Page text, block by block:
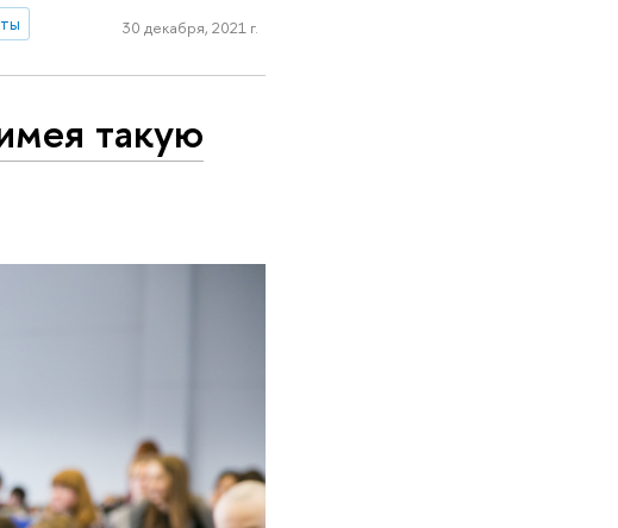
30 декабря, 2021 г.
такую